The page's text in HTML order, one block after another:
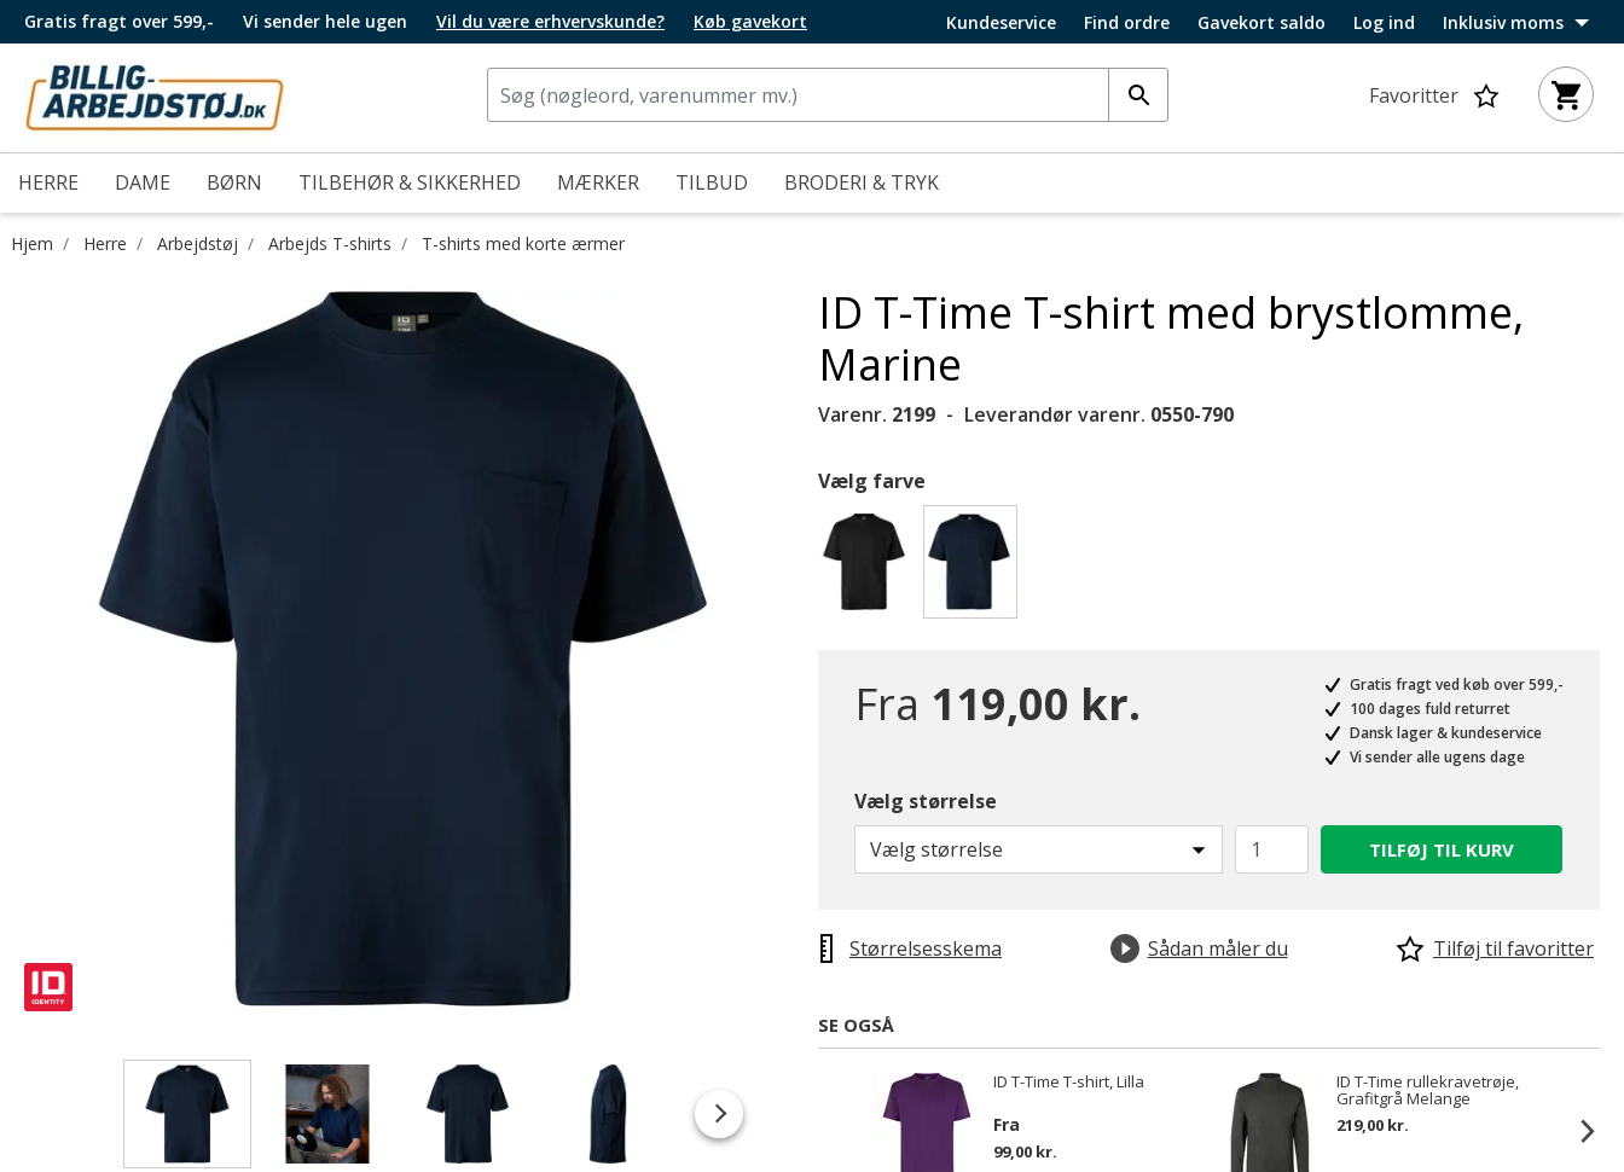
Gratis fragt over 599,- Vi sender hele ugen Vil du være erhvervskunde? Køb gavekort Kundeservice Find ordre Gavekort saldo Log ind Inklusiv moms
Favoritter
HERRE DAME BØRN TILBEHØR & SIKKERHED MÆRKER TILBUD BRODERI & TRYK
Hjem Herre Arbejdstøj Arbejds T-shirts T-shirts med korte ærmer
ID T-Time T-shirt med brystlomme,
Marine
Varenr. 2199 Leverandør varenr. 0550-790
Vælg farve
Fra 119,00 kr.
Gratis fragt ved køb over 599,-
100 dages fuld returret
Dansk lager & kundeservice
Vi sender alle ugens dage
Vælg størrelse
Vælg størrelse
TILFØJ TIL KURV
Størrelsesskema Sådan måler du Tilføj til favoritter
SE OGSÅ
ID T-Time T-shirt, Lilla
Fra
99,00 kr.
ID T-Time rullekravetrøje,
Grafitgrå Melange
219,00 kr.